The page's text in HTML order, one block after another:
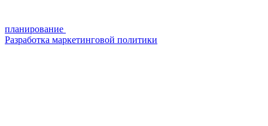
планирование
Разработка маркетинговой политики